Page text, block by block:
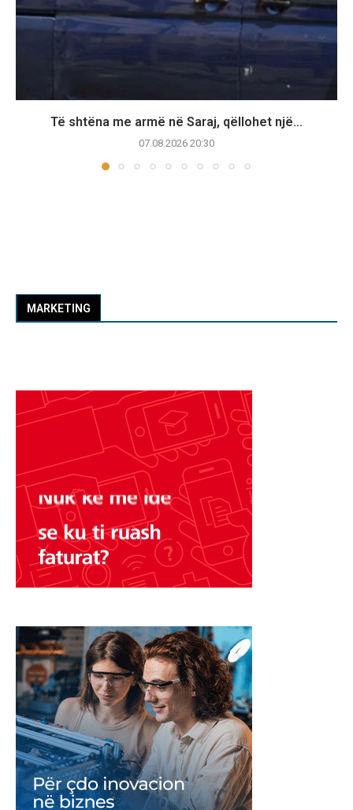
Të shtëna me armë në Saraj, qëllohet një...
07.08.2026 20:30
MARKETING